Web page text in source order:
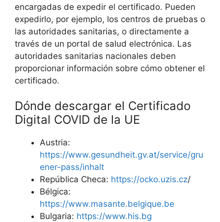
encargadas de expedir el certificado. Pueden
expedirlo, por ejemplo, los centros de pruebas o
las autoridades sanitarias, o directamente a
través de un portal de salud electrónica. Las
autoridades sanitarias nacionales deben
proporcionar información sobre cómo obtener el
certificado.
Dónde descargar el Certificado
Digital COVID de la UE
Austria:
https://www.gesundheit.gv.at/service/gru
ener-pass/inhalt
República Checa: https://ocko.uzis.cz/
Bélgica:
https://www.masante.belgique.be
Bulgaria: https://www.his.bg